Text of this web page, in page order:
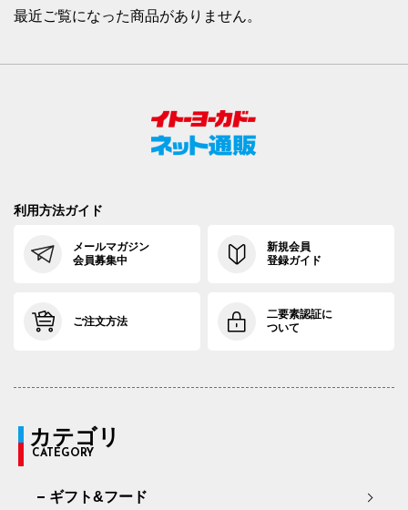
最近ご覧になった商品がありません。
利用方法ガイド
メールマガジン
会員募集中
新規会員
登録ガイド
ご注文方法
二要素認証に
ついて
カテゴリ
CATEGORY
ギフト&フード